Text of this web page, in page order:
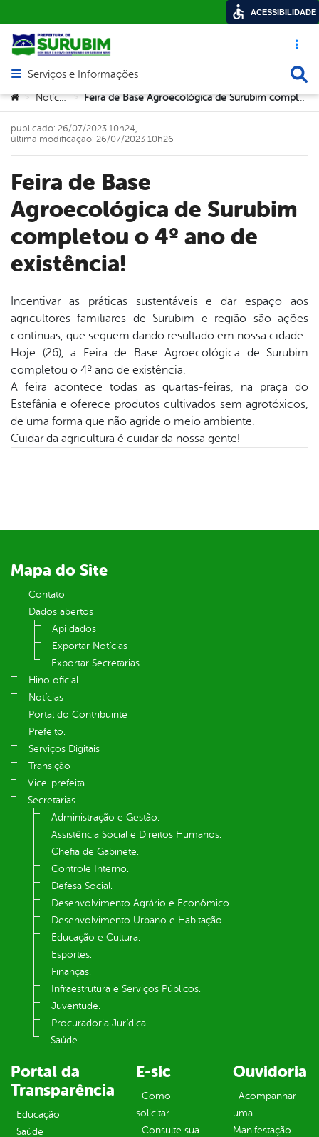
Acesso
Abrir menu principal de navegação
Serviços e Informações
Você está aqui:
> Notícias > Feira de Base Agroecológica de Surubim completou o 4º ano de existência!
Feira de Base
Agroecológica de Surubim
completou o 4º ano de
existência!
publicado: 26/07/2023 10h24,
última modificação: 26/07/2023 10h26
Incentivar as práticas sustentáveis e dar espaço aos
agricultores familiares de Surubim e região são ações
contínuas, que seguem dando resultado em nossa cidade.
Hoje (26), a Feira de Base Agroecológica de Surubim
completou o 4º ano de existência.
A feira acontece todas as quartas-feiras, na praça do
Estefânia e oferece produtos cultivados sem agrotóxicos,
de uma forma que não agride o meio ambiente.
Cuidar da agricultura é cuidar da nossa gente!
Mapa do Site
Contato
Dados abertos
Api dados
Exportar Notícias
Exportar Secretarias
Hino oficial
Notícias
Portal do Contribuinte
Prefeito.
Serviços Digitais
Transição
Vice-prefeita.
Secretarias
Administração e Gestão.
Assistência Social e Direitos Humanos.
Chefia de Gabinete.
Controle Interno.
Defesa Social.
Desenvolvimento Agrário e Econômico.
Desenvolvimento Urbano e Habitação
Educação e Cultura.
Esportes.
Finanças.
Infraestrutura e Serviços Públicos.
Juventude.
Procuradoria Jurídica.
Saúde.
Portal da
Transparência
Educação
Saúde
E-sic
Como
solicitar
Consulte sua
Ouvidoria
Acompanhar
uma
Manifestação
ACESSIBILIDADE